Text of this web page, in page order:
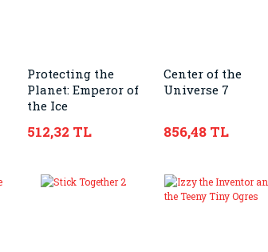
Protecting the
Planet: Emperor of
the Ice
512,32 TL
Center of the
Universe 7
856,48 TL